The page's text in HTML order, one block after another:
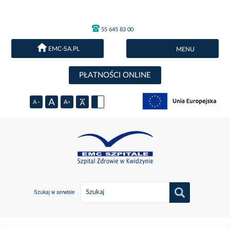
55 645 83 00
EMC-SA.PL MENU
PŁATNOŚCI ONLINE
Szukaj w serwisie